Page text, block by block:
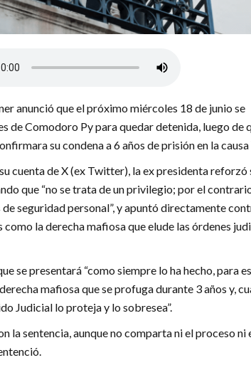
anunció que el próximo miércoles 18 de junio se
de Comodoro Py para quedar detenida, luego de
su condena a 6 años de prisión en la
cuenta de X (ex Twitter), la ex presidenta reforzó
que “no se trata de un privilegio; por el
seguridad personal”, y apuntó directamente
la derecha mafiosa que elude las órdenes
se presentará “como siempre lo ha hecho, para
mafiosa que se profuga durante 3 años y,
Judicial lo proteja y lo sobresea”.
la sentencia, aunque no comparta ni el proceso ni